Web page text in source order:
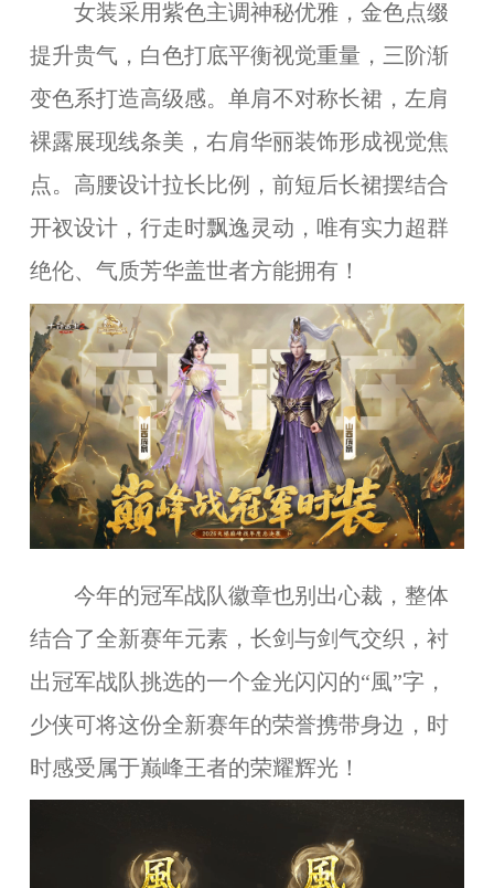
女装采用紫色主调神秘优雅，金色点缀
提升贵气，白色打底平衡视觉重量 ， 三阶渐
变色系打造高级感。单肩不对称长裙，左肩
裸露展现线条美，右肩华丽装饰形成视觉焦
点。高腰设计拉长比例，前短后长裙摆结合
开衩设计，行走时飘逸灵动，唯有实力超群
绝伦、气质芳华盖世者方能拥有！
今年的冠军战队徽章也别 出心裁，整体
结合了全新赛年元素， 长剑与剑气交织 ，衬
出冠军战队挑选的一个金光闪闪的“風”字，
少侠可将这份全新赛年的荣誉携带身边，时
时感受属于巅峰王者的荣耀辉光！